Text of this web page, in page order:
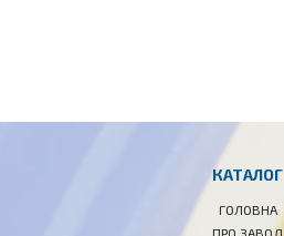
КАТАЛОГ
ГОЛОВНА